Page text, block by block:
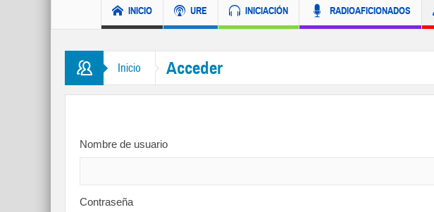
INICIO URE INICIACIÓN RADIOAFICIONADOS
Inicio Acceder
Nombre de usuario
Contraseña